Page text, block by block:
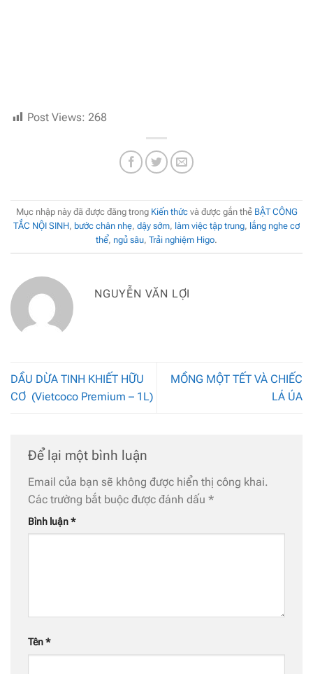
Post Views: 268
Mục nhập này đã được đăng trong Kiến thứcvà được gắn thẻ BẬT CÔNG
TẮC NỘI SINH, bước chân nhẹ, dậy sớm, làm việc tập trung, lắng nghe cơ
thể, ngủ sâu, Trải nghiệm Higo.
NGUYỄN VĂN LỢI
DẦU DỪA TINH KHIẾT HỮU
CƠ (Vietcoco Premium – 1L)
MỒNG MỘT TẾT VÀ CHIẾC
LÁ ÚA
Để lại một bình luận
Email của bạn sẽ không được hiển thị công khai.
Các trường bắt buộc được đánh dấu *
Bình luận*
Tên*